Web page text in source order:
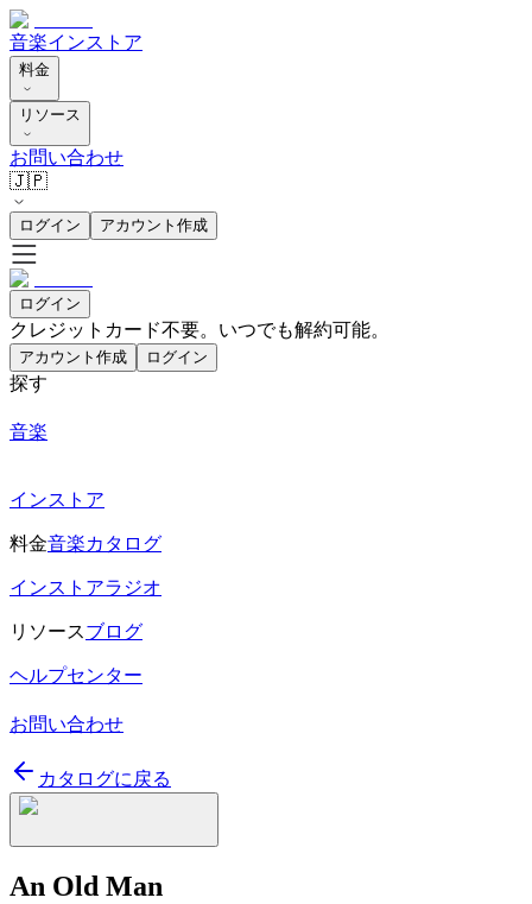
音楽インストア
料金
リソース
お問い合わせ
🇯🇵
ログイン アカウント作成
ログイン
クレジットカード不要。いつでも解約可能。
アカウント作成 ログイン
探す
音楽
インストア
料金音楽カタログ
インストアラジオ
リソースブログ
ヘルプセンター
お問い合わせ
カタログに戻る
An Old Man